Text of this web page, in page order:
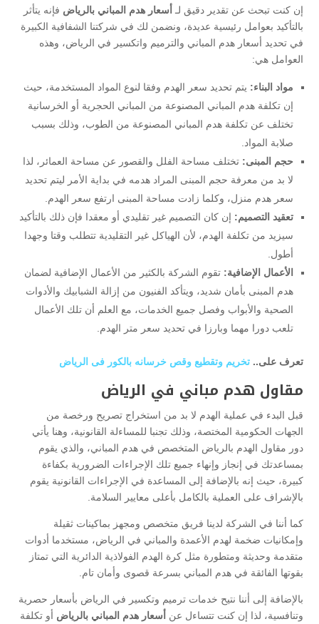
إن كنت تبحث عن تقدير دقيق لـ أسعار هدم المباني بالرياض فإنه يتأثر
بالتأكيد بعوامل رئيسية عديدة، ونضمن لك في شركتنا الشفافية الكبيرة
في تحديد أسعار هدم المباني والترميم واتكسير في الرياض، وهذه
العوامل هي:
مواد البناء: يتم تحديد سعر الهدم وفقا لنوع المواد المستخدمة، حيث
إن تكلفة هدم المباني المصنوعة من المباني الحجرية أو الخرسانية
تختلف عن تكلفة هدم المباني المصنوعة من الطوب، وذلك بسبب
صلابة المواد.
حجم المبنى: تختلف مساحة الفلل والقصور عن مساحة العمائر، لذا
لا بد من معرفة حجم المبنى المراد هدمه في بداية الأمر ليتم تحديد
سعر هدم منزل، وكلما زادت مساحة المبنى ارتفع سعر الهدم.
تعقيد التصميم: إن كان التصميم غير تقليدي أو معقدا فإن ذلك بالتأكيد
سيزيد من تكلفة الهدم، لأن الهياكل غير التقليدية تتطلب وقتا وجهدا
أطول.
الأعمال الإضافية: تقوم الشركة بالكثير من الأعمال الإضافية لضمان
هدم المبنى بأمان شديد، ويتأكد الفنيون من إزالة الشبابيك والأدوات
الصحية والأبواب وفصل جميع الخدمات، مع العلم أن تلك الأعمال
تلعب دورا مهما وبارزا في تحديد سعر متر الهدم.
تعرف على.. تخريم وتقطيع وقص خرسانه بالكور فى الرياض
مقاول هدم مباني في الرياض
قبل البدء في عملية الهدم لا بد من استخراج تصريح ورخصة من
الجهات الحكومية المختصة، وذلك تجنبا للمساءلة القانونية، وهنا يأتي
دور مقاول الهدم بالرياض المتخصص في هدم المباني، والذي يقوم
بمساعدتك في إنجاز وإنهاء جميع تلك الإجراءات الضرورية بكفاءة
كبيرة، حيث إنه بالإضافة إلى المساعدة في الإجراءات القانونية يقوم
بالإشراف على العملية بالكامل بأعلى معايير السلامة.
كما أننا في الشركة لدينا فريق متخصص ومجهز بماكينات ثقيلة
وإمكانيات ضخمة لهدم الأعمدة والمباني في الرياض، مستخدما أدوات
متقدمة وحديثة ومتطورة مثل كرة الهدم الفولاذية الدائرية التي تمتاز
بقوتها الفائقة في هدم المباني بسرعة قصوى وأمان تام.
بالإضافة إلى أننا نتيح خدمات ترميم وتكسير في الرياض بأسعار حصرية
وتنافسية، لذا إن كنت تتساءل عن
أسعار هدم المباني بالرياض أو تكلفة